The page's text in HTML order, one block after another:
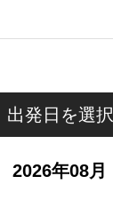
出発日を選択
2026年08月